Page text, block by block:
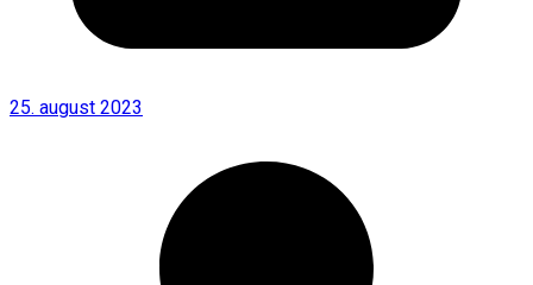
25. august 2023